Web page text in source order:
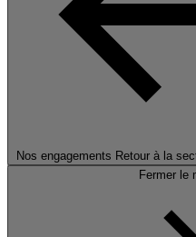
Nos engagements Retour à la
Fermer le